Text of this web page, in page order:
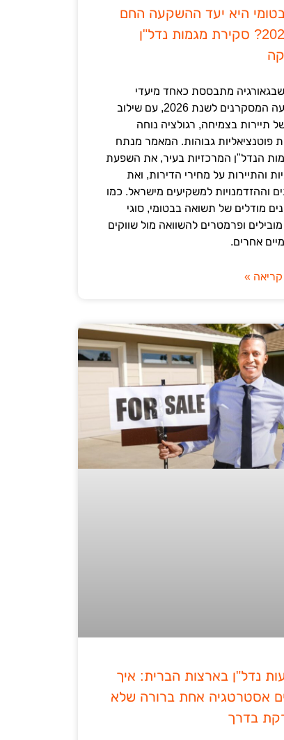
היא יעד ההשקעה החם
של 2026? סקירת מגמות נדל"ן
שבגאורגיה מתבססת כאחד מיעדי
ההשקעה המסקרנים לשנת 2026, עם שילוב
של תיירות בצמיחה, רגולציה נוחה
פוטנציאליות גבוהות. המאמר מנתח
הנדל"ן המרכזיות בעיר, את השפעת
והתיירות על מחירי הדירות, ואת
וההזדמנויות למשקיעים מישראל. כמו
מודלים של תשואה בבטומי, סוגי
ופרמטרים להשוואה מול שווקים
אחרים.
»
נדל"ן בארצות הברית: איך
אסטרטגיה אחת ברורה שלא
בדרך